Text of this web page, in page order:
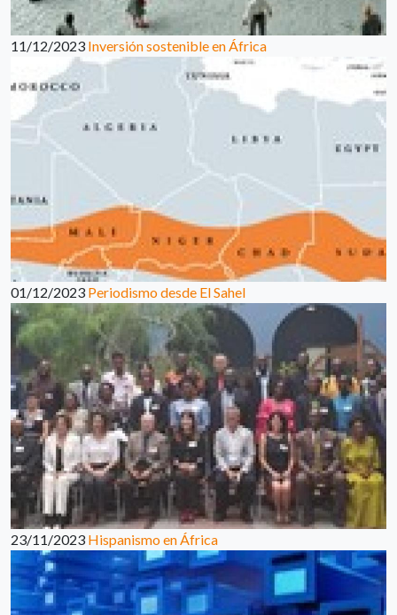
11/12/2023 Inversión sostenible en África
01/12/2023 Periodismo desde El Sahel
23/11/2023 Hispanismo en África